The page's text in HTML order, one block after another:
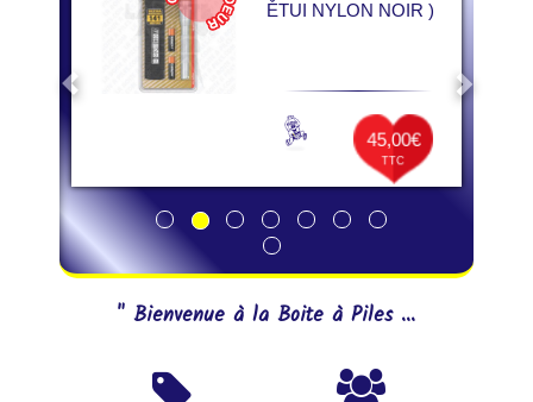
ÉTUI NYLON NOIR )
45,00€
TTC
" Bienvenue à la Boite à Piles ...